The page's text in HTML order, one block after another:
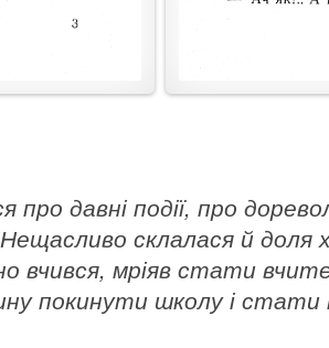
про давні події, про
склалася й доля
вчився, мріяв стати
покинути школу і стати